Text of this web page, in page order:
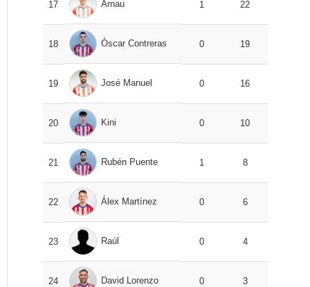
17 Arnau 1 22
18 Óscar Contreras 0 19
19 José Manuel 0 16
20 Kini 0 10
21 Rubén Puente 1 8
22 Álex Martínez 0 6
23 Raúl 0 4
24 David Lorenzo 0 3